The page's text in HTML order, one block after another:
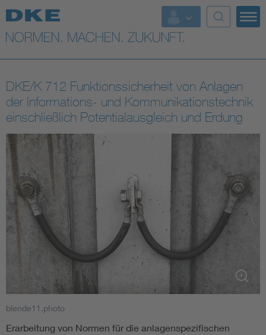
Top-Themen
VDE Fokusthemen
Digital Security
Health
Industry
Living
Mobility
Smart Cities
DKE Fachinformationen im Kontext der Normung
DKE/K 712 Funktionssicherheit von Anlagen
der lnformations- und Kommunikationstechnik
einschließlich Potentialausgleich und Erdung
blende11.photo
Erarbeitung von Normen für die anlagenspezifischen